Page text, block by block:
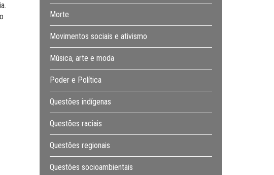
Morte
Movimentos sociais e ativismo
Música, arte e moda
Poder e Política
Questões indígenas
Questões raciais
Questões regionais
Questões socioambientais